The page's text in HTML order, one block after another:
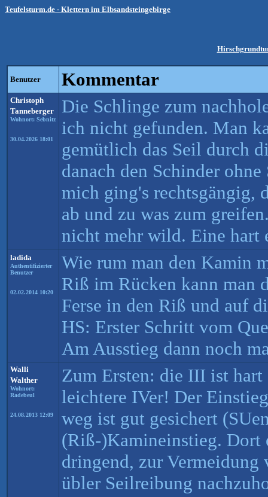
Teufelsturm.de - Klettern im Elbsandsteingebirge
Benutzer Kommentar
Christoph
Tanneberger
Wohnort: Sebnitz
30.04.2026 18:01
Die Schlinge zum
ich nicht gefunden. Man
gemütlich das Seil durch
danach den Schinder
mich ging's rechtsgängig,
ab und zu was zum
nicht mehr wild. Eine hart
ladida
Authentifizierter
Benutzer
02.02.2014 10:20
Wie rum man den Kamin
Riß im Rücken kann man
Ferse in den Riß und auf
HS: Erster Schritt vom
Am Ausstieg dann noch
Walli
Walther
Wohnort:
Radebeul
24.08.2013 12:09
Zum Ersten: die III ist
leichtere IVer! Der
weg ist gut gesichert
(Riß-)Kamineinstieg. Dort
dringend, zur Vermeidung
übler Seilreibung